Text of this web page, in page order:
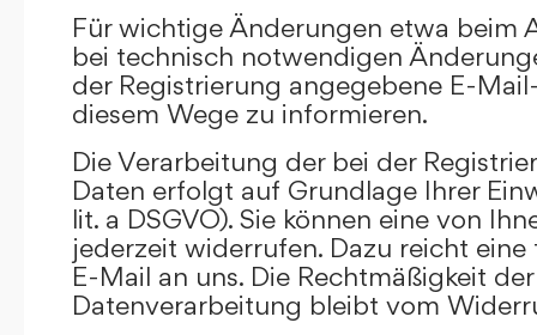
Für wichtige Änderungen etwa beim
bei technisch notwendigen
der Registrierung angegebene E-
diesem Wege zu informieren.
Die Verarbeitung der bei der
Daten erfolgt auf Grundlage Ihrer
lit. a DSGVO). Sie können eine von
jederzeit widerrufen. Dazu reicht
E-Mail an uns. Die Rechtmäßigkeit
Datenverarbeitung bleibt vom